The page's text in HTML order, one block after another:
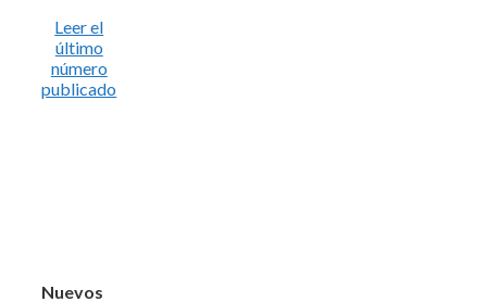
Leer el
último
número
publicado
Nuevos